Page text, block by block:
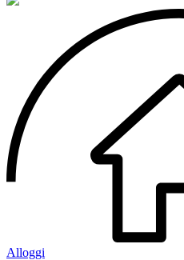
Alloggi